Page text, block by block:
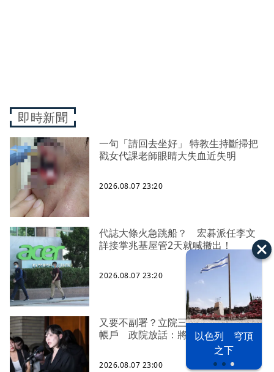
漢光42演習 台股投資熱
以色列 穹頂
之下
即時新聞
一句「請回去坐好」 特教生持斷掃把
戳女代課老師眼睛大失血近失明
2026.08.07 23:20
代誌大條火急跳船？ 宏碁派任李文
詳接掌兆基屋管2天就喊撤出！
2026.08.07 23:20
又要不副署？立院三讀藍白兒少未來
帳戶 政院放話：將採必要憲政作為
2026.08.07 23:00